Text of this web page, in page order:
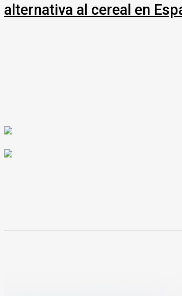
alternativa al cereal en